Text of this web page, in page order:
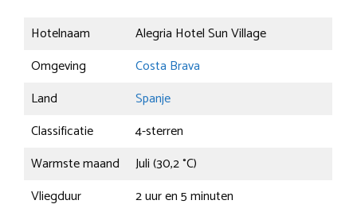
Hotelnaam
Alegria Hotel Sun Village
Omgeving
Costa Brava
Land
Spanje
Classificatie
4-sterren
Warmste maand
Juli (30,2 °C)
Vliegduur
2 uur en 5 minuten